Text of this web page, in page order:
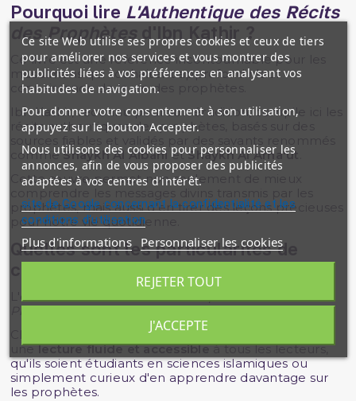
Pourquoi lire L'Authentique des Récits
des Prophètes
d'Ibn Kathir ?
Ce livre est une référence incontournable pour les
musulmans qui souhaitent approfondir leur
connaissance de la vie des prophètes.
Ibn Kathir, reconnu pour son érudition, compile ici les
récits authentiques des prophètes, basés sur des
commeShaykh Al Albani etShaykh Al Arna'ut
Cette œuvre permet non seulement de mieux
comprendre les messages divins transmis par les
prophètes, mais aussi d'en tirer des leçons précieuses
pour notre vie quotidienne.
Quelles sont les particularités de
L'éditionTawbahdeL'Authentique des Récits des
Chaque volume est soigneusement édité pour offrir
unelecture fluide et accessibleà tous les lecteurs,
qu'ils soient étudiants en sciences islamiques ou
simplement curieux d'en apprendre davantage sur
les prophètes.
Ce site Web utilise ses propres cookies et ceux de tiers
pour améliorer nos services et vous montrer des
publicités liées à vos préférences en analysant vos
habitudes de navigation.
Pour donner votre consentement à son utilisation,
appuyez sur le bouton Accepter.
Nous utilisons des cookies pour personnaliser les
annonces, afin de vous proposer des publicités
adaptées à vos centres d'intérêt.
site de Google concernant la confidentialité et les
conditions d'utilisation
Plus d'informations Personnaliser les cookies
REJETER TOUT
J'ACCEPTE